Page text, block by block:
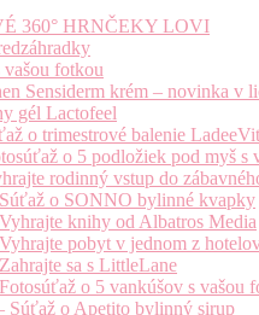
360° HRNČEKY LOVI
fotkou
Sensiderm krém – novinka v
gél Lactofeel
o trimestrové balenie
o 5 podložiek pod myš s
rodinný vstup do
o SONNO bylinné kvapky
knihy od Albatros Media
pobyt v jednom z
sa s LittleLane
o 5 vankúšov s vašou
Súťaž o Apetito bylinný sirup